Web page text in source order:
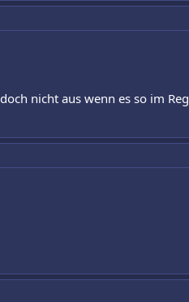
nicht aus wenn es so im